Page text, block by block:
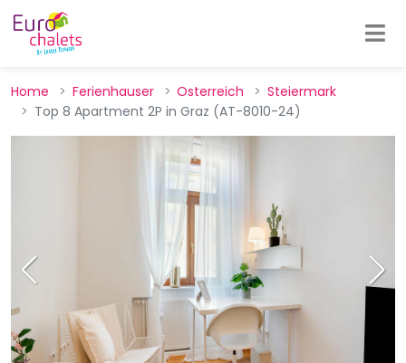
Home Ferienhauser Osterreich
Steiermark
Top 8 Apartment 2P in Graz (AT-8010-24)